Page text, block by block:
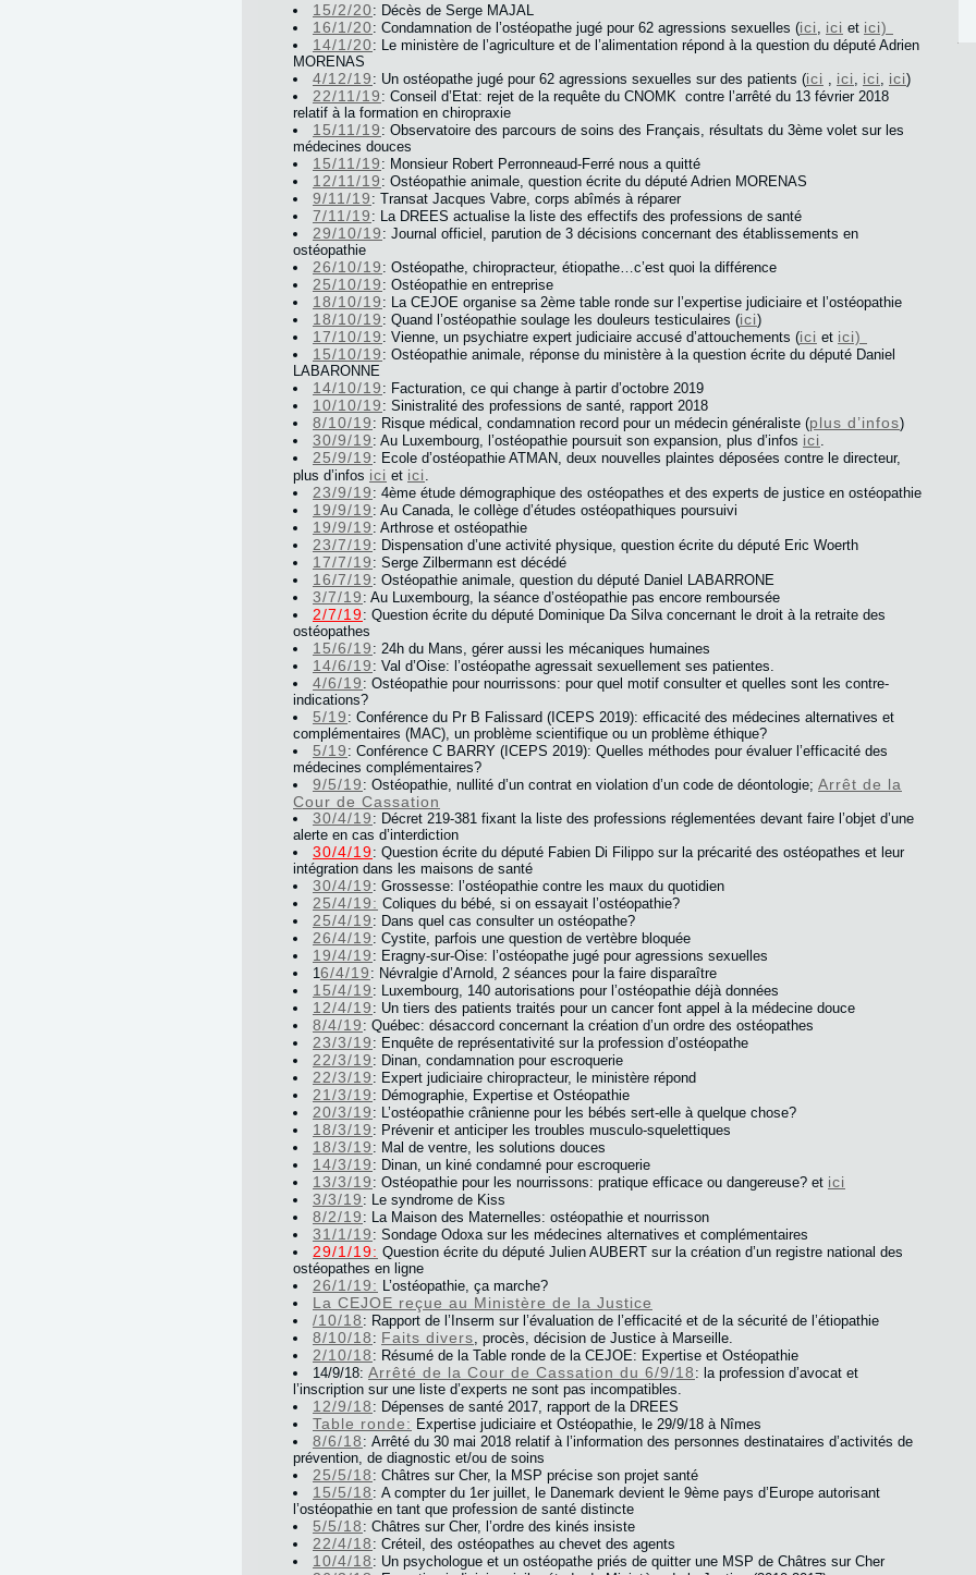
15/2/20: Décès de Serge MAJAL
16/1/20: Condamnation de l’ostéopathe jugé pour 62 agressions sexuelles (ici , ici et ici)
14/1/20: Le ministère de l’agriculture et de l’alimentation répond à la question du député Adrien
MORENAS
4/12/19 : Un ostéopathe jugé pour 62 agressions sexuelles sur des patients (ici , ici , ici , ici)
22/11/19 : Conseil d’Etat: rejet de la requête du CNOMK contre l’arrêté du 13 février 2018
relatif à la formation en chiropraxie
15/11/19 : Observatoire des parcours de soins des Français, résultats du 3ème volet sur les
médecines douces
15/11/19 : Monsieur Robert Perronneaud-Ferré nous a quitté
12/11/19 : Ostéopathie animale, question écrite du député Adrien MORENAS
9/11/19 : Transat Jacques Vabre, corps abîmés à réparer
7/11/19 : La DREES actualise la liste des effectifs des professions de santé
29/10/19 : Journal officiel, parution de 3 décisions concernant des établissements en
ostéopathie
26/10/19 : Ostéopathe, chiropracteur, étiopathe…c’est quoi la différence
25/10/19 : Ostéopathie en entreprise
18/10/19 : La CEJOE organise sa 2ème table ronde sur l’expertise judiciaire et l’ostéopathie
18/10/19 : Quand l’ostéopathie soulage les douleurs testiculaires (ici)
17/10/19 : Vienne, un psychiatre expert judiciaire accusé d’attouchements (ici et ici)
15/10/19 : Ostéopathie animale, réponse du ministère à la question écrite du député Daniel
LABARONNE
14/10/19 : Facturation, ce qui change à partir d’octobre 2019
10/10/19 : Sinistralité des professions de santé, rapport 2018
8/10/19 : Risque médical, condamnation record pour un médecin généraliste (plus d’infos)
30/9/19 : Au Luxembourg, l’ostéopathie poursuit son expansion, plus d’infos ici .
25/9/19 : Ecole d’ostéopathie ATMAN, deux nouvelles plaintes déposées contre le directeur,
plus d’infos ici et ici .
23/9/19 : 4ème étude démographique des ostéopathes et des experts de justice en ostéopathie
19/9/19 : Au Canada, le collège d’études ostéopathiques poursuivi
19/9/19 : Arthrose et ostéopathie
23/7/19 : Dispensation d’une activité physique, question écrite du député Eric Woerth
17/7/19 : Serge Zilbermann est décédé
16/7/19 : Ostéopathie animale, question du député Daniel LABARRONE
3/7/19 : Au Luxembourg, la séance d’ostéopathie pas encore remboursée
2/7/19: Question écrite du député Dominique Da Silva concernant le droit à la retraite des
ostéopathes
15/6/19 : 24h du Mans, gérer aussi les mécaniques humaines
14/6/19 : Val d’Oise: l’ostéopathe agressait sexuellement ses patientes.
4/6/19 : Ostéopathie pour nourrissons: pour quel motif consulter et quelles sont les contre-
indications?
5/19 : Conférence du Pr B Falissard (ICEPS 2019): efficacité des médecines alternatives et
complémentaires (MAC), un problème scientifique ou un problème éthique?
5/19 : Conférence C BARRY (ICEPS 2019): Quelles méthodes pour évaluer l’efficacité des
médecines complémentaires?
9/5/19 : Ostéopathie, nullité d’un contrat en violation d’un code de déontologie; Arrêt de la
Cour de Cassation
30/4/19 : Décret 219-381 fixant la liste des professions réglementées devant faire l’objet d’une
alerte en cas d’interdiction
30/4/19: Question écrite du député Fabien Di Filippo sur la précarité des ostéopathes et leur
intégration dans les maisons de santé
30/4/19 : Grossesse: l’ostéopathie contre les maux du quotidien
25/4/19: Coliques du bébé, si on essayait l’ostéopathie?
25/4/19 : Dans quel cas consulter un ostéopathe?
26/4/19 : Cystite, parfois une question de vertèbre bloquée
19/4/19 : Eragny-sur-Oise: l’ostéopathe jugé pour agressions sexuelles
16/4/19 : Névralgie d’Arnold, 2 séances pour la faire disparaître
15/4/19 : Luxembourg, 140 autorisations pour l’ostéopathie déjà données
12/4/19 : Un tiers des patients traités pour un cancer font appel à la médecine douce
8/4/19 : Québec: désaccord concernant la création d’un ordre des ostéopathes
23/3/19 : Enquête de représentativité sur la profession d’ostéopathe
22/3/19 : Dinan, condamnation pour escroquerie
22/3/19 : Expert judiciaire chiropracteur, le ministère répond
21/3/19 : Démographie, Expertise et Ostéopathie
20/3/19 : L’ostéopathie crânienne pour les bébés sert-elle à quelque chose?
18/3/19 : Prévenir et anticiper les troubles musculo-squelettiques
18/3/19 : Mal de ventre, les solutions douces
14/3/19 : Dinan, un kiné condamné pour escroquerie
13/3/19 : Ostéopathie pour les nourrissons: pratique efficace ou dangereuse? et ici
3/3/19 : Le syndrome de Kiss
8/2/19 : La Maison des Maternelles: ostéopathie et nourrisson
31/1/19 : Sondage Odoxa sur les médecines alternatives et complémentaires
29/1/19: Question écrite du député Julien AUBERT sur la création d’un registre national des
ostéopathes en ligne
26/1/19: L’ostéopathie, ça marche?
La CEJOE reçue au Ministère de la Justice
/10/18 : Rapport de l’Inserm sur l’évaluation de l’efficacité et de la sécurité de l’étiopathie
8/10/18 : Faits divers, procès, décision de Justice à Marseille.
2/10/18 : Résumé de la Table ronde de la CEJOE: Expertise et Ostéopathie
14/9/18: Arrêté de la Cour de Cassation du 6/9/18 : la profession d’avocat et
l’inscription sur une liste d’experts ne sont pas incompatibles.
12/9/18 : Dépenses de santé 2017, rapport de la DREES
Table ronde: Expertise judiciaire et Ostéopathie, le 29/9/18 à Nîmes
8/6/18 : Arrêté du 30 mai 2018 relatif à l’information des personnes destinataires d’activités de
prévention, de diagnostic et/ou de soins
25/5/18 : Châtres sur Cher, la MSP précise son projet santé
15/5/18 : A compter du 1er juillet, le Danemark devient le 9ème pays d’Europe autorisant
l’ostéopathie en tant que profession de santé distincte
5/5/18 : Châtres sur Cher, l’ordre des kinés insiste
22/4/18 : Créteil, des ostéopathes au chevet des agents
10/4/18 : Un psychologue et un ostéopathe priés de quitter une MSP de Châtres sur Cher